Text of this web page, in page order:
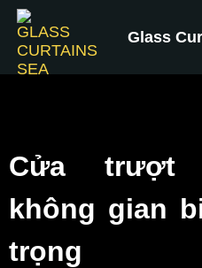
Glass
Cửa trượt
không gian
trọng